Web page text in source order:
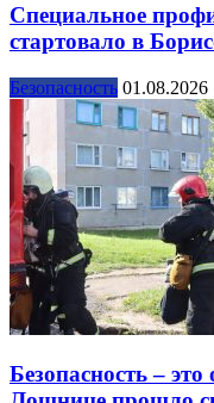
Специальное
стартовало в
Безопасность 01.08.2026
Безопасность –